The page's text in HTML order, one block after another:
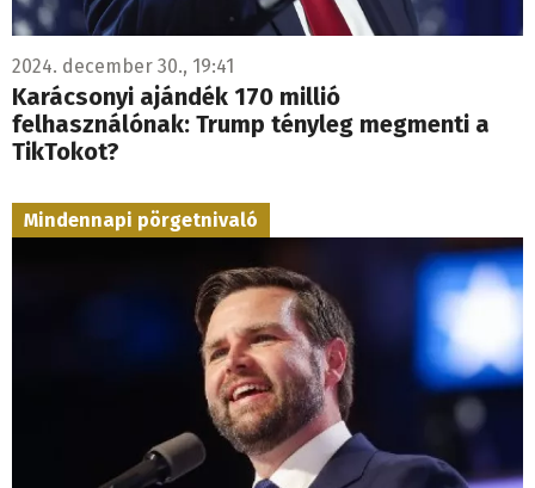
2024. december 30., 19:41
Karácsonyi ajándék 170 millió
felhasználónak: Trump tényleg megmenti a
TikTokot?
Mindennapi pörgetnivaló